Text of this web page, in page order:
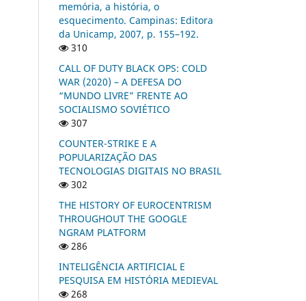
memória, a história, o
esquecimento. Campinas: Editora
da Unicamp, 2007, p. 155–192.
310
CALL OF DUTY BLACK OPS: COLD
WAR (2020) – A DEFESA DO
“MUNDO LIVRE” FRENTE AO
SOCIALISMO SOVIÉTICO
307
COUNTER-STRIKE E A
POPULARIZAÇÃO DAS
TECNOLOGIAS DIGITAIS NO BRASIL
302
THE HISTORY OF EUROCENTRISM
THROUGHOUT THE GOOGLE
NGRAM PLATFORM
286
INTELIGÊNCIA ARTIFICIAL E
PESQUISA EM HISTÓRIA MEDIEVAL
268